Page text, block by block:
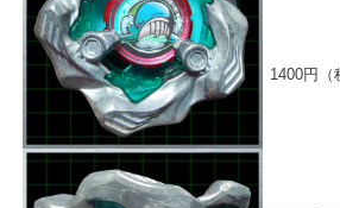
1400円（